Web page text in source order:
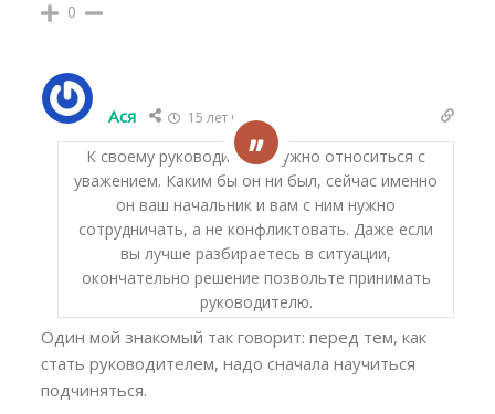
0
Ася 15 лет назад
К своему руководителю нужно относиться с
уважением. Каким бы он ни был, сейчас именно
он ваш начальник и вам с ним нужно
сотрудничать, а не конфликтовать. Даже если
вы лучше разбираетесь в ситуации,
окончательно решение позвольте принимать
руководителю.
Один мой знакомый так говорит: перед тем, как
стать руководителем, надо сначала научиться
подчиняться.